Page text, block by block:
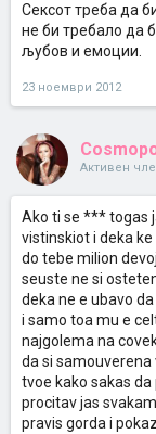
Сексот треба да
не би требало да
љубов и емоции.
23 ноември 2012
Активен
Ako ti se *** togas
vistinskiot i deka
do tebe milion
seuste ne si
deka ne e ubavo
i samo toa mu e
najgolema na
da si samouverena
tvoe kako sakas
procitav jas
pravis gorda i